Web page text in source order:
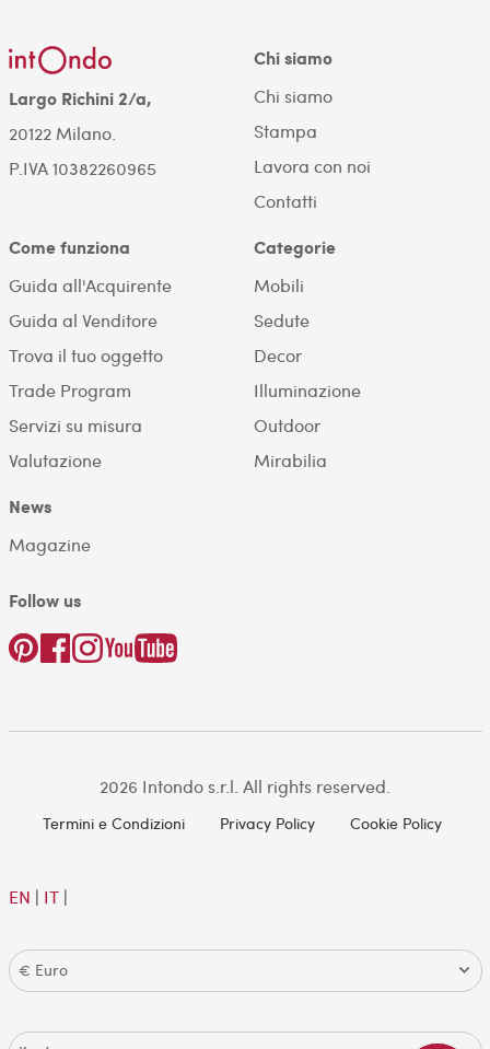
Largo Richini 2/a,
20122 Milano.
P.IVA 10382260965
Chi siamo
Chi siamo
Stampa
Lavora con noi
Contatti
Come funziona
Guida all'Acquirente
Guida al Venditore
Trova il tuo oggetto
Trade Program
Servizi su misura
Valutazione
Categorie
Mobili
Sedute
Decor
Illuminazione
Outdoor
Mirabilia
News
Magazine
Follow us
2026 Intondo s.r.l. All rights reserved.
Termini e Condizioni Privacy Policy Cookie Policy
EN | IT|